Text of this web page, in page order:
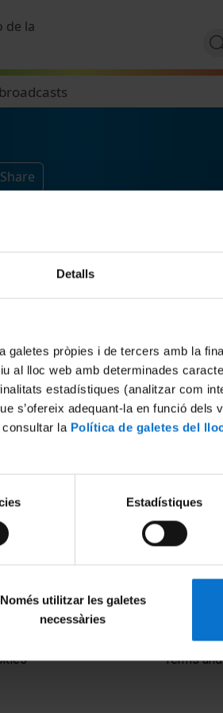
Detalls
galetes pròpies i de tercers amb la
al lloc web amb determinades
estadístiques (analitzar com
s’ofereix adequant-la en funció dels
la Política de galetes del
Estadístiques
Només utilitzar les galetes
necessàries
de la
de
Terms